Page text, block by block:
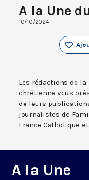
A la Une
10/10/2024
Les rédactions de
chrétienne vous
de leurs
journalistes de
France Catholique
A la Une